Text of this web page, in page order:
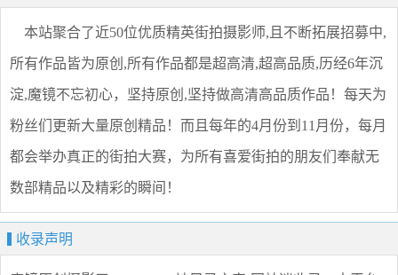
本站聚合了近50位优质精英街拍摄影师,且不断拓展招募中,
所有作品皆为原创,所有作品都是超高清,超高品质,历经6年沉
淀,魔镜不忘初心，坚持原创,坚持做高清高品质作品！每天为
粉丝们更新大量原创精品！而且每年的4月份到11月份，每月
都会举办真正的街拍大赛，为所有喜爱街拍的朋友们奉献无
数部精品以及精彩的瞬间！
收录声明